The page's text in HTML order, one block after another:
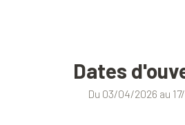
Dates
Du 03/04/2026 au